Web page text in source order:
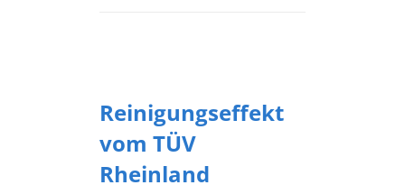
Reinigungseffekt
vom TÜV
Rheinland